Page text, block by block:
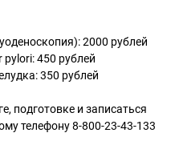
2000 рублей
pylori: 450 рублей
350 рублей
подготовке и записаться
телефону 8-800-23-43-133